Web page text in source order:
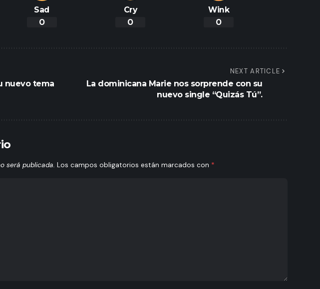
Sad
0
Cry
0
Wink
0
nuevo tema
NEXT ARTICLE
La dominicana Marie nos sorprende con su
nuevo single “Quizás Tú”.
será publicada. Los campos obligatorios están marcados con *